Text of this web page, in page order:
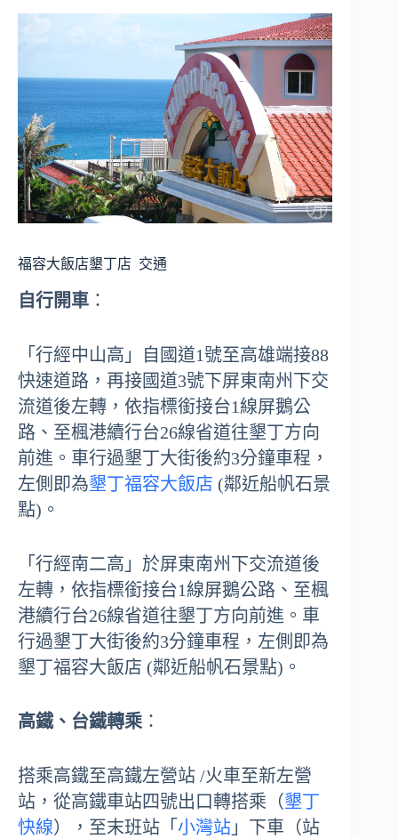
福容大飯店墾丁店 交通
自行開車 ：
「行經中山高」自國道1號至高雄端接88
快速道路，再接國道3號下屏東南州下交
流道後左轉，依指標銜接台1線屏鵝公
路、至楓港續行台26線省道往墾丁方向
前進。車行過墾丁大街後約3分鐘車程，
左側即為墾丁福容大飯店 (鄰近船帆石景
點)。
「行經南二高」於屏東南州下交流道後
左轉，依指標銜接台1線屏鵝公路、至楓
港續行台26線省道往墾丁方向前進。車
行過墾丁大街後約3分鐘車程，左側即為
墾丁福容大飯店 (鄰近船帆石景點)。
高鐵、台鐵轉乘 ：
搭乘高鐵至高鐵左營站 /火車至新左營
站，從高鐵車站四號出口轉搭乘（墾丁
快線），至末班站「 小灣站 」下車（站